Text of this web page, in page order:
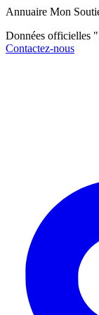
Annuaire Mon
Données officielles
Contactez-nous